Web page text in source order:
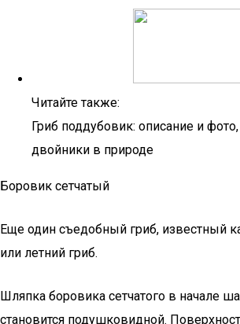
Читайте также:
Гриб поддубовик: описание и
двойники в природе
Боровик сетчатый
Еще один съедобный гриб, известный
или летний гриб.
Шляпка боровика сетчатого в начале
становится подушковидной.